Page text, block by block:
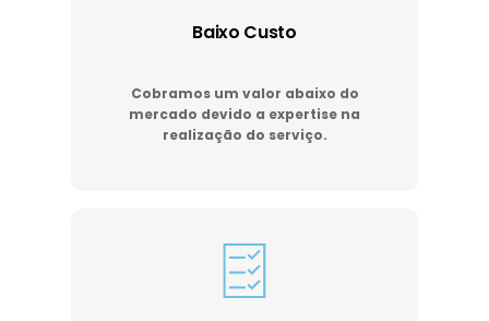
Baixo Custo
Cobramos um valor abaixo do
mercado devido a expertise na
realização do serviço.